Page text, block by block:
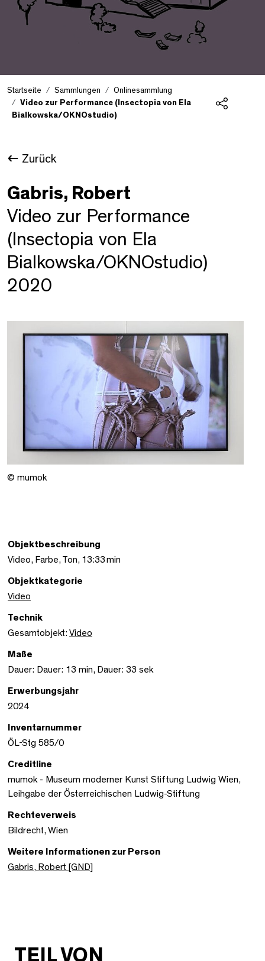
Startseite Sammlungen
Onlinesammlung
Video zur Performance (Insectopia von Ela
Bialkowska/OKNOstudio)
Zurück
Gabris, Robert
Video zur Performance
(Insectopia von Ela
Bialkowska/OKNOstudio)
2020
© mumok
Objektbeschreibung
Video, Farbe, Ton, 13:33 min
Objektkategorie
Video
Technik
Gesamtobjekt:Video
Maße
Dauer: Dauer: 13 min, Dauer: 33 sek
Erwerbungsjahr
2024
Inventarnummer
ÖL-Stg 585/0
Creditline
mumok - Museum moderner Kunst Stiftung Ludwig Wien,
Leihgabe der Österreichischen Ludwig-Stiftung
Rechteverweis
Bildrecht, Wien
Weitere Informationen zur Person
Gabris, Robert [GND]
TEIL VON